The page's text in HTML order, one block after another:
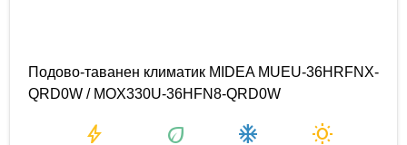
Подово-таванен климатик MIDEA MUEU-36HRFNX-
QRD0W / MOX330U-36HFN8-QRD0W
bolt eco ac_unit wb_sunny